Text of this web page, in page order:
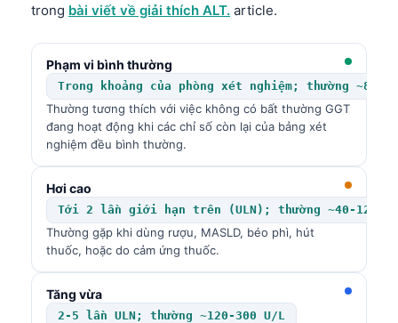
trong bài viết về giải thích ALT. article.
Phạm vi bình thường
Trong khoảng của phòng xét nghiệm; thường ~8-
Thường tương thích với việc không có bất thường GGT
đang hoạt động khi các chỉ số còn lại của bảng xét
nghiệm đều bình thường.
Hơi cao
Tới 2 lần giới hạn trên (ULN); thường ~40-120
Thường gặp khi dùng rượu, MASLD, béo phì, hút
thuốc, hoặc do cảm ứng thuốc.
Tăng vừa
2-5 lần ULN; thường ~120-300 U/L